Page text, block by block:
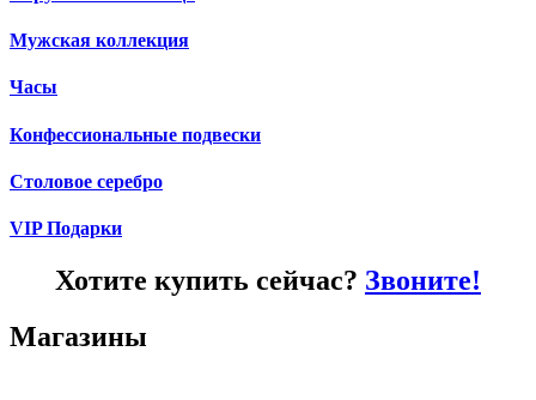
Мужская коллекция
Часы
Конфессиональные подвески
Столовое серебро
VIP Подарки
Хотите купить сейчас? Звоните!
Магазины